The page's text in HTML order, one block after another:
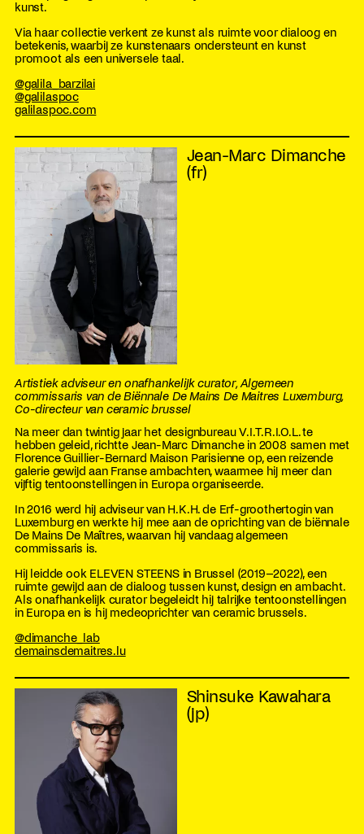
kunst.
Via haar collectie verkent ze kunst als ruimte voor dialoog en
betekenis, waarbij ze kunstenaars ondersteunt en kunst
promoot als een universele taal.
@galila_barzilai
@galilaspoc
galilaspoc.com
Jean-Marc Dimanche
(fr)
Artistiek adviseur en onafhankelijk curator, Algemeen
commissaris van de Biënnale De Mains De Maitres Luxemburg,
Co-directeur van ceramic brussel
Na meer dan twintig jaar het designbureau V.I.T.R.I.O.L. te
hebben geleid, richtte Jean-Marc Dimanche in 2008 samen met
Florence Guillier-Bernard Maison Parisienne op, een reizende
galerie gewijd aan Franse ambachten, waarmee hij meer dan
vijftig tentoonstellingen in Europa organiseerde.
In 2016 werd hij adviseur van H.K.H. de Erf-groothertogin van
Luxemburg en werkte hij mee aan de oprichting van de biënnale
De Mains De Maîtres, waarvan hij vandaag algemeen
commissaris is.
Hij leidde ook ELEVEN STEENS in Brussel (2019–2022), een
ruimte gewijd aan de dialoog tussen kunst, design en ambacht.
Als onafhankelijk curator begeleidt hij talrijke tentoonstellingen
in Europa en is hij medeoprichter van ceramic brussels.
@dimanche_lab
demainsdemaitres.lu
Shinsuke Kawahara
(jp)